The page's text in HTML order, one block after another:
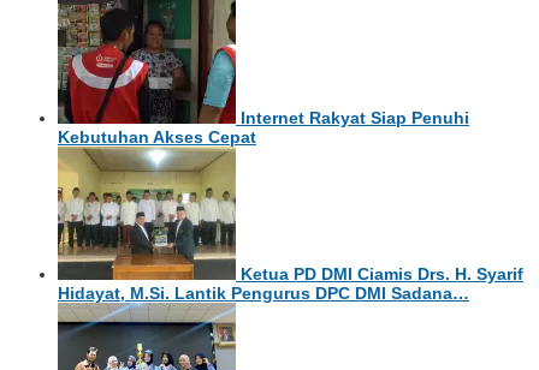
Internet Rakyat Siap Penuhi
Kebutuhan Akses Cepat
Ketua PD DMI Ciamis Drs. H. Syarif
Hidayat, M.Si. Lantik Pengurus DPC DMI Sadana…